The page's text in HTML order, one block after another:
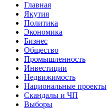
Главная
Якутия
Политика
Экономика
Бизнес
Общество
Промышленность
Инвестиции
Недвижимость
Национальные проекты
Скандалы и ЧП
Выборы